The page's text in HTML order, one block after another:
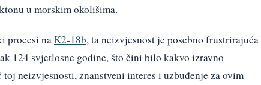
u morskim okolišima.
procesi naK2-18b, ta neizvjesnost je posebno frustrirajuća
124 svjetlosne godine, što čini bilo kakvo izravno
neizvjesnosti, znanstveni interes i uzbuđenje za ovim